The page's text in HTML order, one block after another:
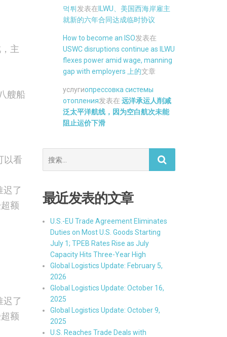
主
艘船
以看
迟了
额
迟了
额
먹튀发表在 ILWU、美国西海岸雇主
就新的六年合同达成临时协议
How to become an ISO发表在
USWC disruptions continue as ILWU
flexes power amid wage, manning
gap with employers 上的文章
услугиопрессовка системы
отопления发表在 远洋承运人削减
泛太平洋航线，因为空白航次未能
阻止运价下滑
索。
最近发表的文章
U.S.-EU Trade Agreement Eliminates
Duties on Most U.S. Goods Starting
July 1; TPEB Rates Rise as July
Capacity Hits Three-Year High
Global Logistics Update: February 5,
2026
Global Logistics Update: October 16,
2025
Global Logistics Update: October 9,
2025
U.S. Reaches Trade Deals with